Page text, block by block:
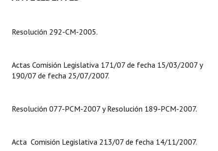
Carta Orgánica 2007
Organigrama
Informes de Gestión
Dictámenes Asesoría Letrada
Resolución 292-CM-2005.
Actas Comisión Legislativa 171/07 de fecha 15/03/2007 y
190/07 de fecha 25/07/2007.
Resolución 077-PCM-2007 y Resolución 189-PCM-2007.
Acta Comisión Legislativa 213/07 de fecha 14/11/2007.